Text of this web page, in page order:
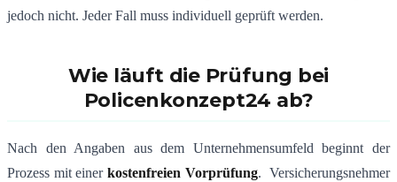
jedoch nicht. Jeder Fall muss individuell geprüft werden.
Wie läuft die Prüfung bei
Policenkonzept24 ab?
Nach den Angaben aus dem Unternehmensumfeld beginnt der
Prozess mit einer kostenfreien Vorprüfung. Versicherungsnehmer